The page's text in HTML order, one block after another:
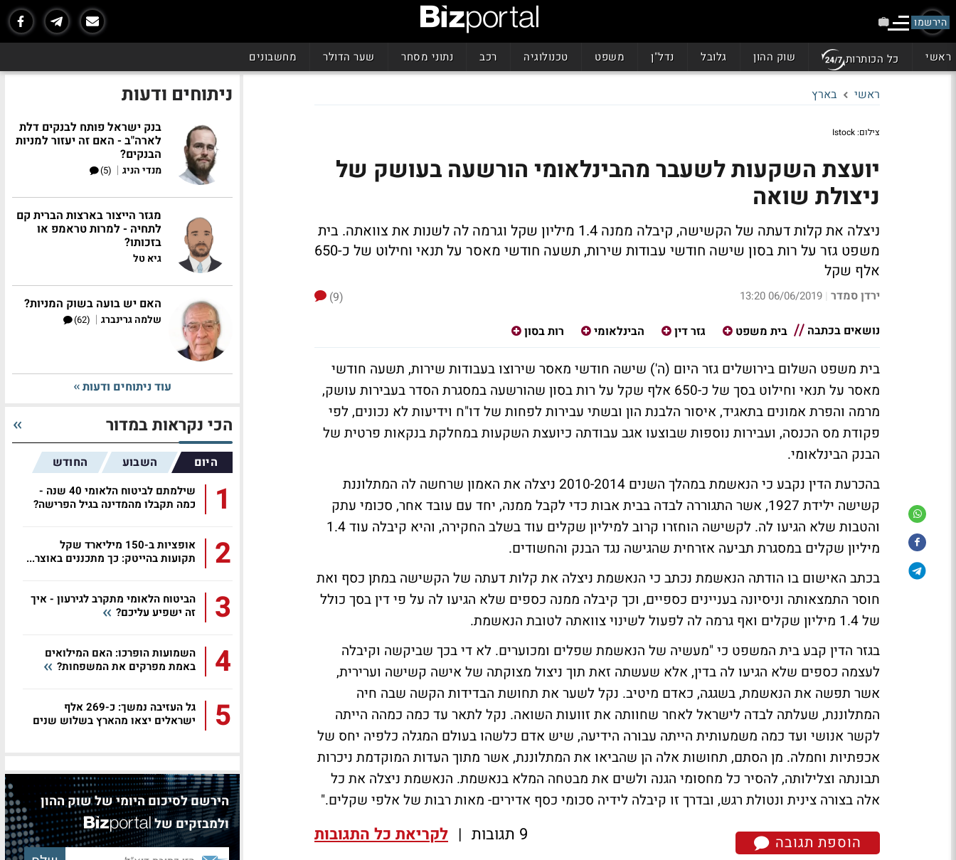
הירשמו
ראשי כל הכותרות שוק ההון גלובל נדל"ן משפט טכנולוגיה רכב נתוני מסחר שער הדולר מחשבונים
ראשי בארץ
צילום: Istock
יועצת השקעות לשעבר מהבינלאומי הורשעה בעושק של
ניצולת שואה
ניצלה את קלות דעתה של הקשישה, קיבלה ממנה 1.4 מיליון שקל וגרמה לה לשנות את צוואתה. בית
משפט גזר על רות בסון שישה חודשי עבודות שירות, תשעה חודשי מאסר על תנאי וחילוט של כ-650
אלף שקל
ירדן סמדר |
06/06/2019 13:20
(9)
נושאים בכתבה
בית משפט גזר דין הבינלאומי רות בסון
בית משפט השלום בירושלים גזר היום (ה') שישה חודשי מאסר שירוצו בעבודות שירות, תשעה חודשי
מאסר על תנאי וחילוט בסך של כ-650 אלף שקל על רות בסון שהורשעה במסגרת הסדר בעבירות עושק,
מרמה והפרת אמונים בתאגיד, איסור הלבנת הון ובשתי עבירות לפחות של דו"ח וידיעות לא נכונים, לפי
פקודת מס הכנסה, ועבירות נוספות שבוצעו אגב עבודתה כיועצת השקעות במחלקת בנקאות פרטית של
הבנק הבינלאומי.
בהכרעת הדין נקבע כי הנאשמת במהלך השנים 2010-2014 ניצלה את האמון שרחשה לה המתלוננת
קשישה ילידת 1927, אשר התגוררה לבדה בבית אבות כדי לקבל ממנה, יחד עם עובד אחר, סכומי עתק
והטבות שלא הגיעו לה. לקשישה הוחזרו קרוב למיליון שקלים עוד בשלב החקירה, והיא קיבלה עוד 1.4
מיליון שקלים במסגרת תביעה אזרחית שהגישה נגד הבנק והחשודים.
בכתב האישום בו הודתה הנאשמת נכתב כי הנאשמת ניצלה את קלות דעתה של הקשישה במתן כסף ואת
חוסר התמצאותה וניסיונה בעניינים כספיים, וכך קיבלה ממנה כספים שלא הגיעו לה על פי דין בסך כולל
של 1.4 מיליון שקלים ואף גרמה לה לפעול לשינוי צוואתה לטובת הנאשמת.
בגזר הדין קבע בית המשפט כי "מעשיה של הנאשמת שפלים ומכוערים. לא די בכך שביקשה וקיבלה
לעצמה כספים שלא הגיעו לה בדין, אלא שעשתה זאת תוך ניצול מצוקתה של אישה קשישה וערירית,
אשר תפשה את הנאשמת, בשגגה, כאדם מיטיב. נקל לשער את תחושת הבדידות הקשה שבה חיה
המתלוננת, שעלתה לבדה לישראל לאחר שחוותה את זוועות השואה. נקל לתאר עד כמה כמהה הייתה
לקשר אנושי ועד כמה משמעותית הייתה עבורה הידיעה, שיש אדם כלשהו בעולם המגלה כלפיה יחס של
אכפתיות וחמלה. מן הסתם, תחושות אלה הן שהביאו את המתלוננת, אשר מתוך העדות המוקדמת ניכרות
תבונתה וצלילותה, להסיר כל מחסומי הגנה ולשים את מבטחה המלא בנאשמת. הנאשמת ניצלה את כל
אלה בצורה צינית ונטולת רגש, ובדרך זו קיבלה לידיה סכומי כסף אדירים- מאות רבות של אלפי שקלים."
הוספת תגובה 9 תגובות | לקריאת כל התגובות
ניתוחים ודעות
בנק ישראל פותח לבנקים דלת
לארה"ב - האם זה יעזור למניות
הבנקים?
מנדי הניג |
(5)
מגזר הייצור בארצות הברית קם
לתחיה - למרות טראמפ או
בזכותו?
גיא טל
האם יש בועה בשוק המניות?
שלמה גרינברג |
(62)
עוד ניתוחים ודעות
הכי נקראות במדור
היום השבוע החודש
1
שילמתם לביטוח הלאומי 40 שנה -
כמה תקבלו מהמדינה בגיל הפרישה?
2
אופציות ב-150 מיליארד שקל
תקועות בהייטק: כך מתכננים באוצר...
3
הביטוח הלאומי מתקרב לגירעון - איך
זה ישפיע עליכם?
4
השמועות הופרכו: האם המילואים
באמת מפרקים את המשפחות?
5
גל העזיבה נמשך: כ-269 אלף
ישראלים יצאו מהארץ בשלוש שנים
הירשם לסיכום היומי של שוק ההון
ולמבזקים של